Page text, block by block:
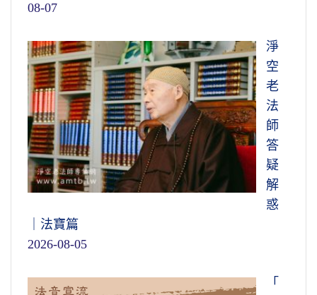
08-07
淨
空
老
法
師
答
疑
解
惑
｜法寶篇
2026-08-05
「